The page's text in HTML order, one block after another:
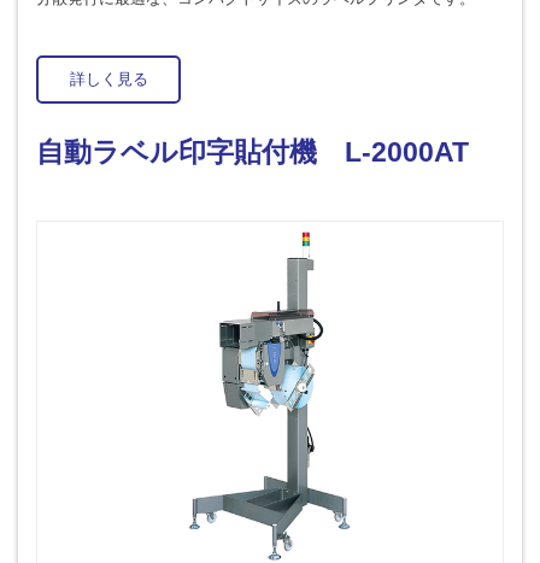
詳しく見る
自動ラベル印字貼付機 L-2000AT